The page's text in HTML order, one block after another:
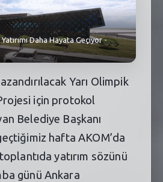
Daha Hayata Geçiyor -
Yarı Olimpik
için protokol
Belediye Başkanı
hafta AKOM’da
yatırım sözünü
günü Ankara
ECZANELER
SABSIS - AFET
TRAFIKPARK
KÜREK
PARKLAR